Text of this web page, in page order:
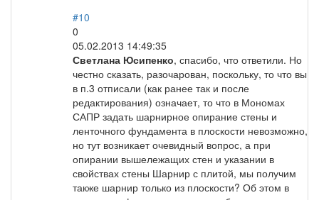
#10
0
05.02.2013 14:49:35
Светлана Юсипенко, спасибо, что ответили. Но
честно сказать, разочарован, поскольку, то что вы
в п.3 отписали (как ранее так и после
редактирования) означает, то что в Мономах
САПР задать шарнирное опирание стены и
ленточного фундамента в плоскости невозможно,
но тут возникает очевидный вопрос, а при
опирании вышележащих стен и указании в
свойствах стены Шарнир с плитой, мы получим
также шарнир только из плоскости? Об этом в